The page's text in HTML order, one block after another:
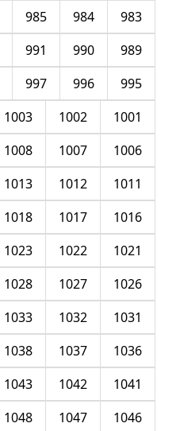
983
984
985
989
990
991
995
996
997
1001
1002
1003
1006
1007
1008
1011
1012
1013
1016
1017
1018
1021
1022
1023
1026
1027
1028
1031
1032
1033
1036
1037
1038
1041
1042
1043
1046
1047
1048